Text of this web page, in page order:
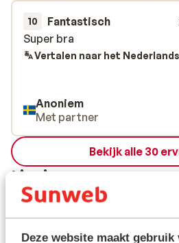
Deze website maakt gebruik
10 Fantastisch
Super bra
Super bra
Vertalen naar het Nederlands
Anoniem
Met partner
Bekijk alle 30
Ligging